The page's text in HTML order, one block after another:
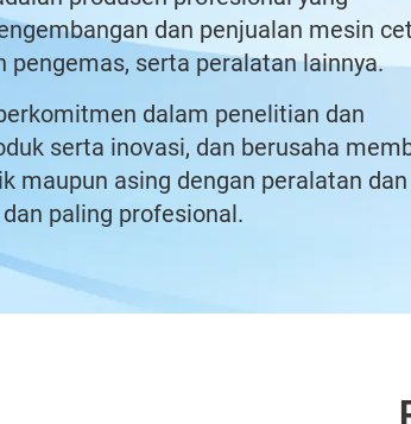
dan penjualan mesin
pengemas, serta peralatan lainnya.
dalam penelitian dan
serta inovasi, dan berusaha
maupun asing dengan peralatan
paling profesional.